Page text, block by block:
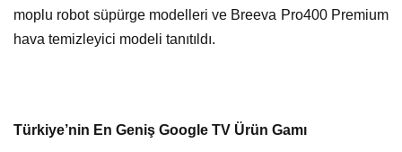
moplu robot süpürge modelleri ve Breeva Pro400 Premium
hava temizleyici modeli tanıtıldı.
Türkiye’nin En Geniş Google TV Ürün Gamı